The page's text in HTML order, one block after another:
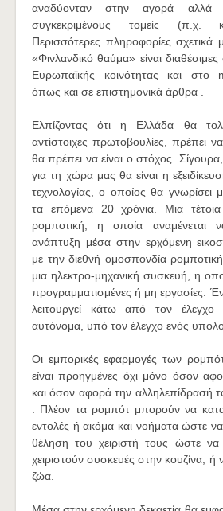
αναδύονταν στην αγορά αλλά
συγκεκριμένους τομείς (π.χ.
Περισσότερες πληροφορίες
«Φινλανδικό θαύμα» είναι
Ευρωπαϊκής κοινότητας και στο
όπως και σε επιστημονικά άρθρα .
Ελπίζοντας ότι η Ελλάδα θα
αντίστοιχες πρωτοβουλίες, πρέπει
θα πρέπει να είναι ο στόχος.
για τη χώρα μας θα είναι η
τεχνολογίας, ο οποίος θα γνωρίσει
τα επόμενα 20 χρόνια. Μια τέτοια
ρομποτική, η οποία αναμένεται
ανάπτυξη μέσα στην ερχόμενη
με την διεθνή ομοσπονδία
μια ηλεκτρο-μηχανική συσκευή, η
προγραμματισμένες ή μη εργασίες.
λειτουργεί κάτω από τον
αυτόνομα, υπό τον έλεγχο ενός
Οι εμπορικές εφαρμογές των
είναι προηγμένες όχι μόνο όσον
και όσον αφορά την αλληλεπίδρασή
. Πλέον τα ρομπότ μπορούν να
εντολές ή ακόμα και νοήματα ώστε
θέληση του χειριστή τους ώστε
χειριστούν συσκευές στην κουζίνα, ή
ζώα.